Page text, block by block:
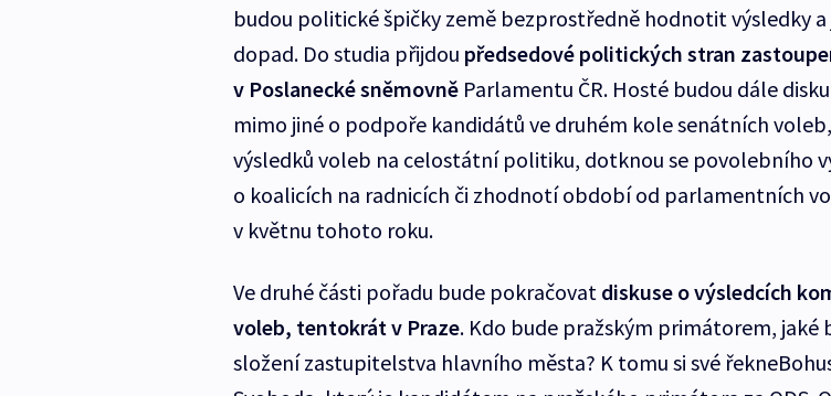
budou politické špičky země bezprostředně hodnotit výsledky a
dopad. Do studia přijdou předsedové politických stran
v Poslanecké sněmovněParlamentu ČR. Hosté budou dále
mimo jiné o podpoře kandidátů ve druhém kole senátních
výsledků voleb na celostátní politiku, dotknou se povolebního
o koalicích na radnicích či zhodnotí období od parlamentních
v květnu tohoto roku.
Ve druhé části pořadu bude pokračovat diskuse o výsledcích
voleb, tentokrát v Praze. Kdo bude pražským primátorem, jaké
složení zastupitelstva hlavního města? K tomu si své